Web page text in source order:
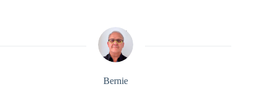
Bernie